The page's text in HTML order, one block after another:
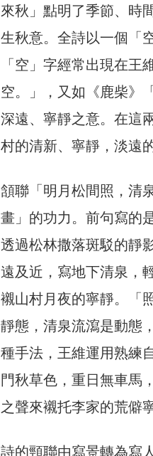
來秋」點明了季節、時
生秋意。全詩以一個「
「空」字經常出現在
空。」，又如《鹿柴》
深遠、寧靜之意。在這
村的清新、寧靜，淡遠
頷聯「明月松間照，清
畫」的功力。前句寫的
透過松林撒落斑駁的靜
遠及近，寫地下清泉，
襯山村月夜的寧靜。「
靜態，清泉流瀉是動態
種手法，王維運用熟練
門秋草色，重日無車馬
之聲來襯托李家的荒僻寧
詩的頸聯由寫景轉為寫